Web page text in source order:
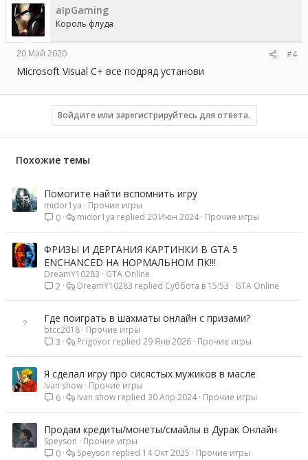
aIpGaming
Король флуда
20 Май 2020 #4
Microsoft Visual C+ все подряд установи
Войдите или зарегистрируйтесь для ответа.
Похожие темы
Помогите найти вспомнить игру
midor1ya
Прочие игры
0
Прочие игры
20 Июн 2024
midor1ya
ФРИЗЫ И ДЕРГАНИЯ КАРТИНКИ В GTA 5
ENCHANCED НА НОРМАЛЬНОМ ПК!!!
DreamY10283
GTA Online
2
GTA Online
Суббота в 15:53
DreamY10283
Где поиграть в шахматы онлайн с призами?
btcc2018 Прочие игры
3
Прочие игры
29 Янв 2026
Prigovor
Я сделал игру про сисястых мужиков в масле
Ivan show Прочие игры
6
Прочие игры
30 Апр 2024
Ivan show
Продам кредиты/монеты/смайлы в Дурак Онлайн
Speyson
Прочие игры
0
Прочие игры
14 Окт 2025
Speyson